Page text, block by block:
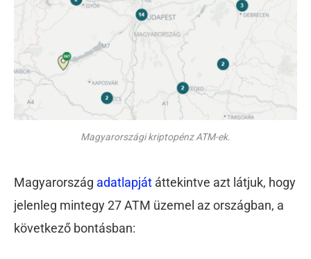
Magyarországi kriptopénz ATM-ek.
Magyarország adatlapját áttekintve azt látjuk, hogy
jelenleg mintegy 27 ATM üzemel az országban, a
következő bontásban: